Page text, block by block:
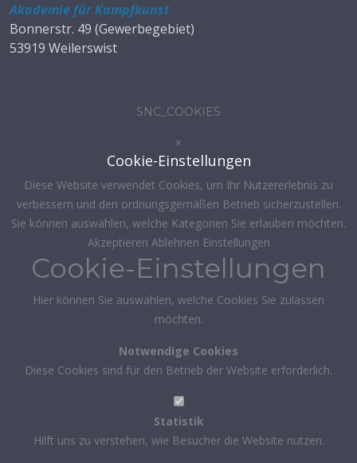
Akademie für Kampfkunst
Bonnerstr. 49 (Gewerbegebiet)
53919 Weilerswist
SNC_COOKIES
×
Cookie-Einstellungen
Diese Website verwendet Cookies, um Ihr Nutzererlebnis zu
verbessern und den ordnungsgemäßen Betrieb sicherzustellen.
Sie können auswählen, welche Kategorien Sie erlauben möchten.
Akzeptieren Ablehnen Einstellungen
Cookie-Einstellungen
Hier können Sie auswählen, welche Cookies Sie zulassen
möchten.
Notwendige Cookies
Diese Cookies sind für den Betrieb der Website erforderlich.
Statistik
Hilft uns zu verstehen, wie Besucher die Website nutzen.